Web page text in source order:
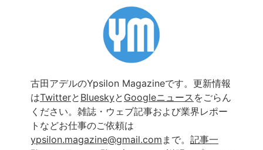
古田アデルのYpsilon Magazineです。更新情報
はTwitterと Blueskyと Googleニュース をごらん
ください。雑誌・ウェブ記事および業界レポー
トなどお仕事のご依頼は
ypsilon.magazine@gmail.com まで。 記事一